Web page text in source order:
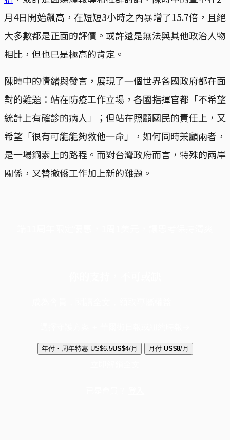
月4日開始飆高，在短短3小時之內暴增了15.7倍，且絕
大多數都是正面的評價。或許還是無法與其他政治人物
相比，但也已是極高的肯定。
陳時中的情緒與發言，展現了一個世界各國政府都在面
對的難題：站在防疫工作立場，各國指揮官都「不希望
統計上有確診的病人」；但站在照顧國民的責任上，又
希望「很有可能能夠救他一命」，如何同時兼顧兩者，
是一場鋼索上的路程。而對台灣政府而言，特殊的兩岸
關係，又替撤僑工作加上新的難題。
年付・周年特惠 US$6.5US$4/月 月付 US$8/月